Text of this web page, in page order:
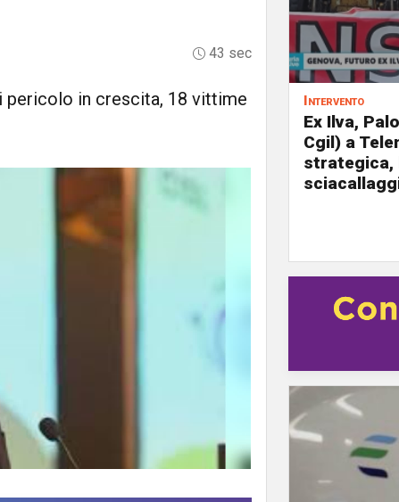
43 sec
pericolo in crescita, 18 vittime
Intervento
Ex Ilva,
Cgil) a
strategica,